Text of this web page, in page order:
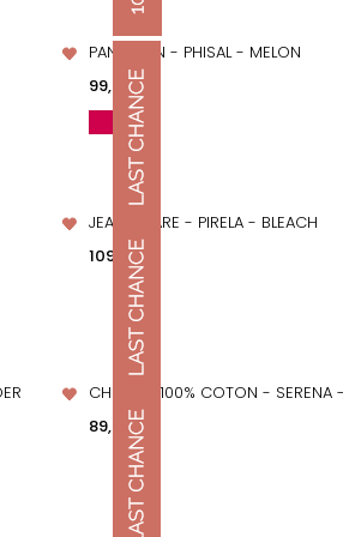
PANTALON - PHISAL - MELON
Prix
99,00 €
JEANS FLARE - PIRELA - BLEACH
Prix
109,00 €
CHEMISE 100% COTON - SERENA
Prix
89,00 €